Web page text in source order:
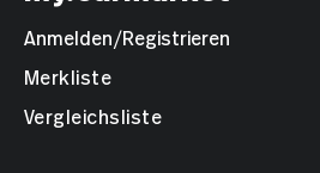
Anmelden/Registrieren
Merkliste
Vergleichsliste